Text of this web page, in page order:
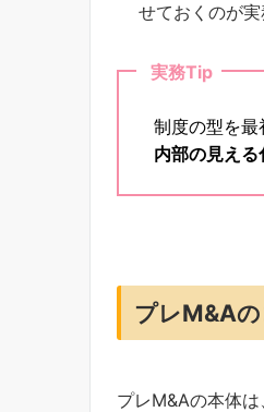
せておくのが実
実務Tip
制度の型を最
内部の見える
プレM&Aの
プレM&Aの本体